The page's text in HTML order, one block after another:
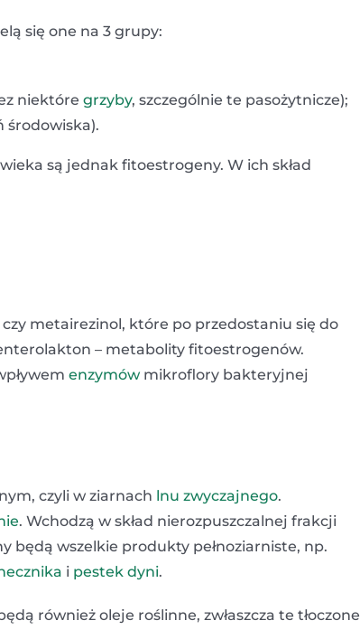
się one na 3 grupy:
niektóre grzyby, szczególnie te pasożytnicze);
środowiska).
są jednak fitoestrogeny. W ich skład
metairezinol, które po przedostaniu się do
– metabolity fitoestrogenów.
enzymów mikroflory bakteryjnej
czyli w ziarnach lnu zwyczajnego.
. Wchodzą w skład nierozpuszczalnej frakcji
będą wszelkie produkty pełnoziarniste, np.
i pestek dyni.
również oleje roślinne, zwłaszcza te tłoczone